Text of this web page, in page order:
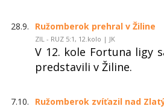
28.9. Ružomberok prehral v Žiline
ZIL - RUZ 5:1, 12.kolo | JK
V 12. kole Fortuna ligy
predstavili v Žiline.
7.10. Ružomberok zvíťazil nad